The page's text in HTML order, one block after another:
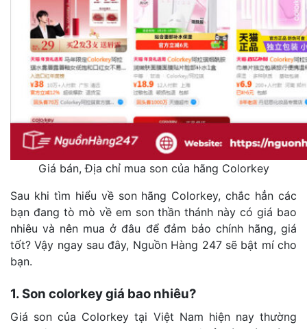
Giá bán, Địa chỉ mua son của hãng Colorkey
Sau khi tìm hiểu về son hãng Colorkey, chắc hẳn các
bạn đang tò mò về em son thần thánh này có giá bao
nhiêu và nên mua ở đâu để đảm bảo chính hãng, giá
tốt? Vậy ngay sau đây, Nguồn Hàng 247 sẽ bật mí cho
bạn.
1. Son colorkey giá bao nhiêu?
Giá son của Colorkey tại Việt Nam hiện nay thường